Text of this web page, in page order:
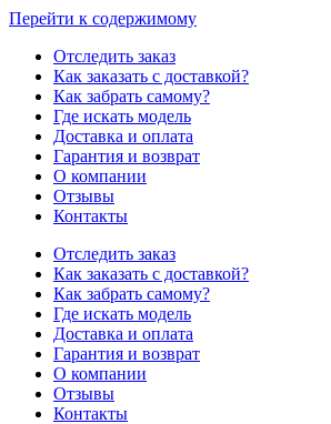
Перейти к содержимому
Отследить заказ
Как заказать с доставкой?
Как забрать самому?
Где искать модель
Доставка и оплата
Гарантия и возврат
О компании
Отзывы
Контакты
Отследить заказ
Как заказать с доставкой?
Как забрать самому?
Где искать модель
Доставка и оплата
Гарантия и возврат
О компании
Отзывы
Контакты